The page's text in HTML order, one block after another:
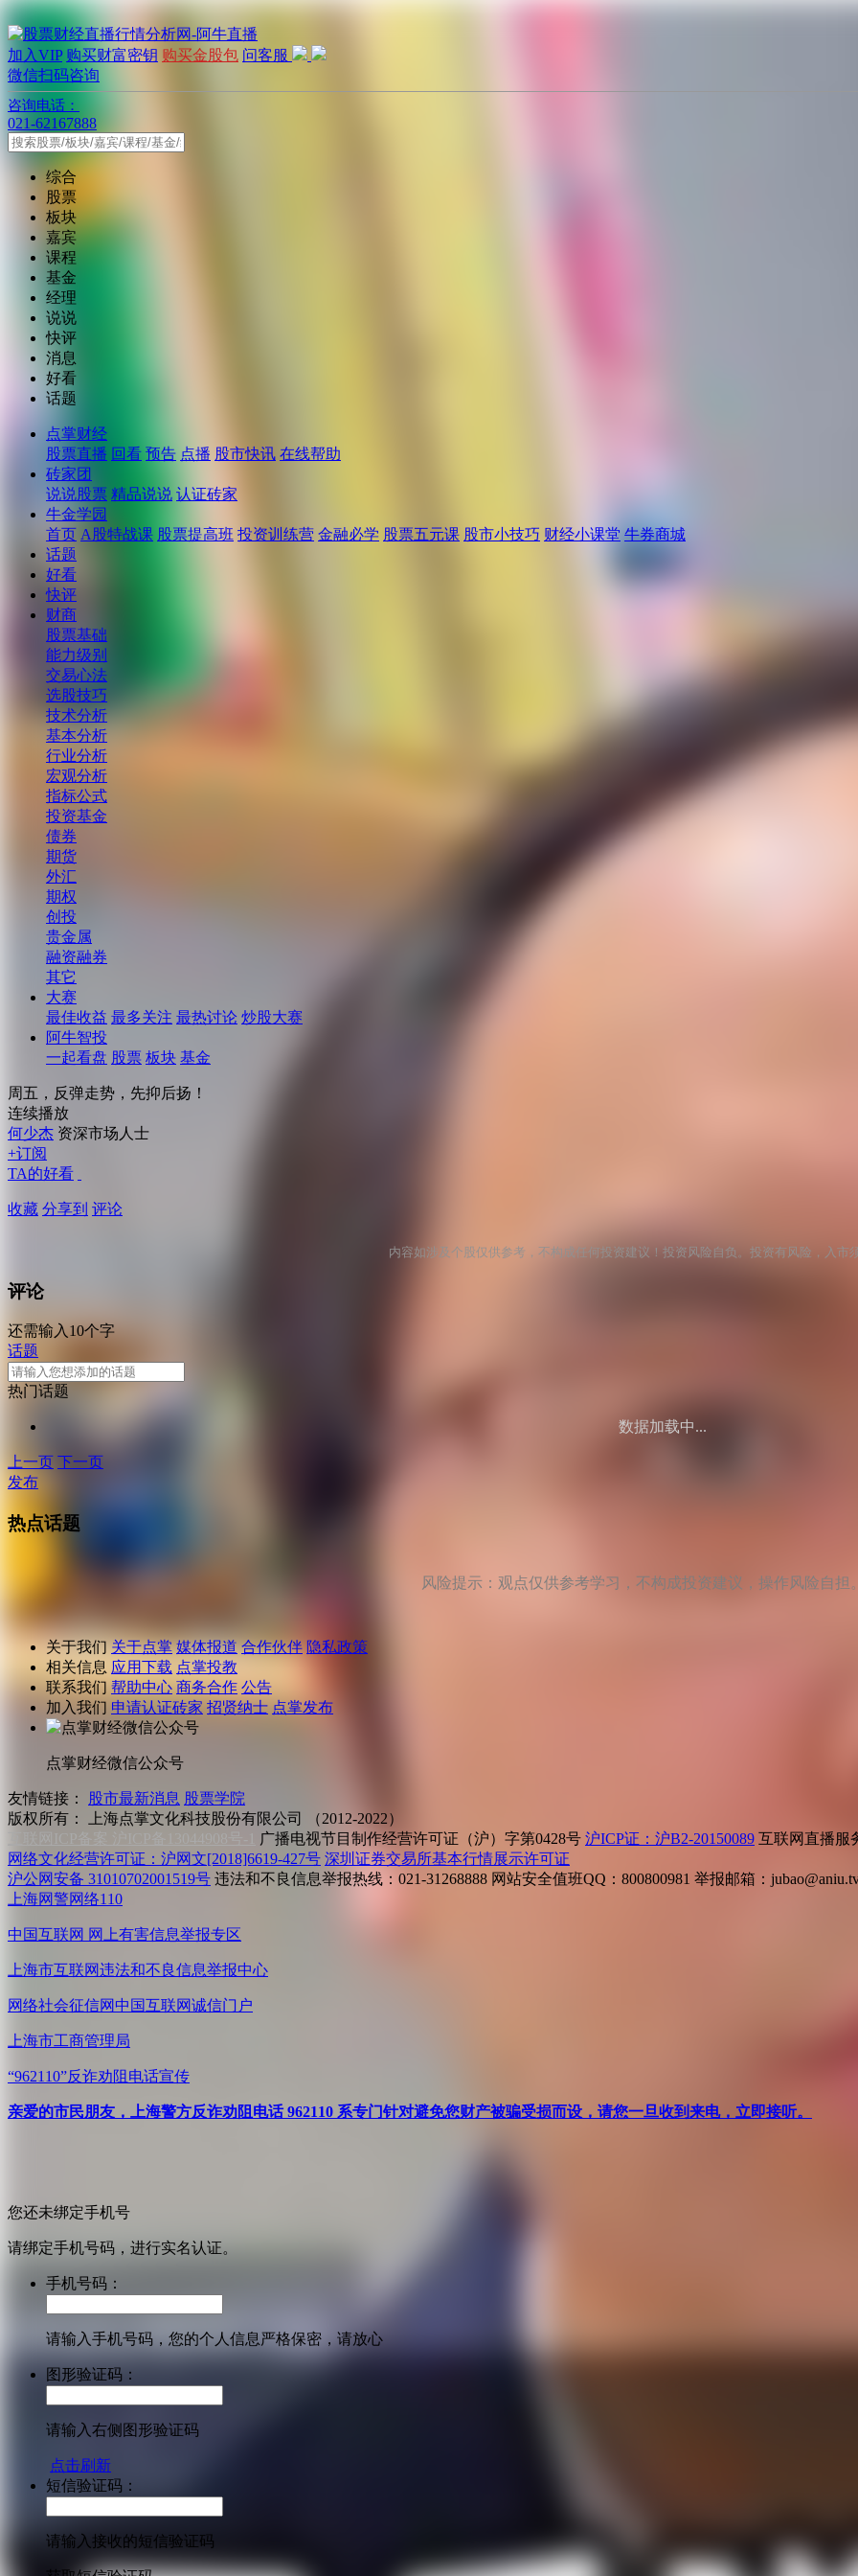
加入VIP 购买财富密钥 购买金股包 问客服
微信扫码咨询
咨询电话：
021-62167888
综合
股票
板块
嘉宾
课程
基金
经理
说说
快评
消息
好看
话题
点掌财经
股票直播 回看 预告 点播 股市快讯 在线帮助
砖家团
说说股票 精品说说 认证砖家
牛金学园
首页 A股特战课 股票提高班 投资训练营 金融必学 股票五元课 股市小技巧 财经小课堂 牛券商城
话题
好看
快评
财商
股票基础
能力级别
交易心法
选股技巧
技术分析
基本分析
行业分析
宏观分析
指标公式
投资基金
债券
期货
外汇
期权
创投
贵金属
融资融券
其它
大赛
最佳收益 最多关注 最热讨论 炒股大赛
阿牛智投
一起看盘 股票 板块 基金
周五，反弹走势，先抑后扬！
连续播放
何少杰 资深市场人士
+订阅
TA的好看
收藏 分享到 评论
内容如涉及个股仅供参考，不构成任何投资建议！投资风险自负。投资有风险，入市
评论
还需输入10个字
话题
热门话题
数据加载中...
上一页 下一页
发布
热点话题
风险提示：观点仅供参考学习，不构成投资建议，操作风险自担
关于我们 关于点掌 媒体报道 合作伙伴 隐私政策
相关信息 应用下载 点掌投教
联系我们 帮助中心 商务合作 公告
加入我们 申请认证砖家 招贤纳士 点掌发布
点掌财经微信公众号
友情链接： 股市最新消息 股票学院
版权所有：
上海点掌文化科技股份有限公司 （2012-2022）
广播电视节目制作经营许可证（沪）字第0428号 沪ICP证：沪B2-20150089 互联网直播服
网络文化经营许可证：沪网文[2018]6619-427号 深圳证券交易所基本行情展示许可证
沪公网安备 31010702001519号 违法和不良信息举报热线：021-31268888 网站安全值班QQ：800800981 举报邮箱：
上海网警网络110
中国互联网 网上有害信息举报专区
上海市互联网违法和不良信息举报中心
网络社会征信网 中国互联网诚信门户
上海市工商管理局
“962110”反诈劝阻电话宣传
亲爱的市民朋友，上海警方反诈劝阻电话 962110 系专门针对避免您财产被骗受损而设，请您一旦收到来电，立即接听。
您还未绑定手机号
请绑定手机号码，进行实名认证。
手机号码：
请输入手机号码，您的个人信息严格保密，请放心
图形验证码：
请输入右侧图形验证码
点击刷新
短信验证码：
请输入接收的短信验证码